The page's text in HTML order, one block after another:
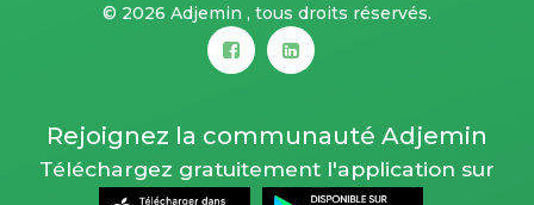
© 2026 Adjemin , tous droits réservés.
Rejoignez la communauté Adjemin
Téléchargez gratuitement l'application sur